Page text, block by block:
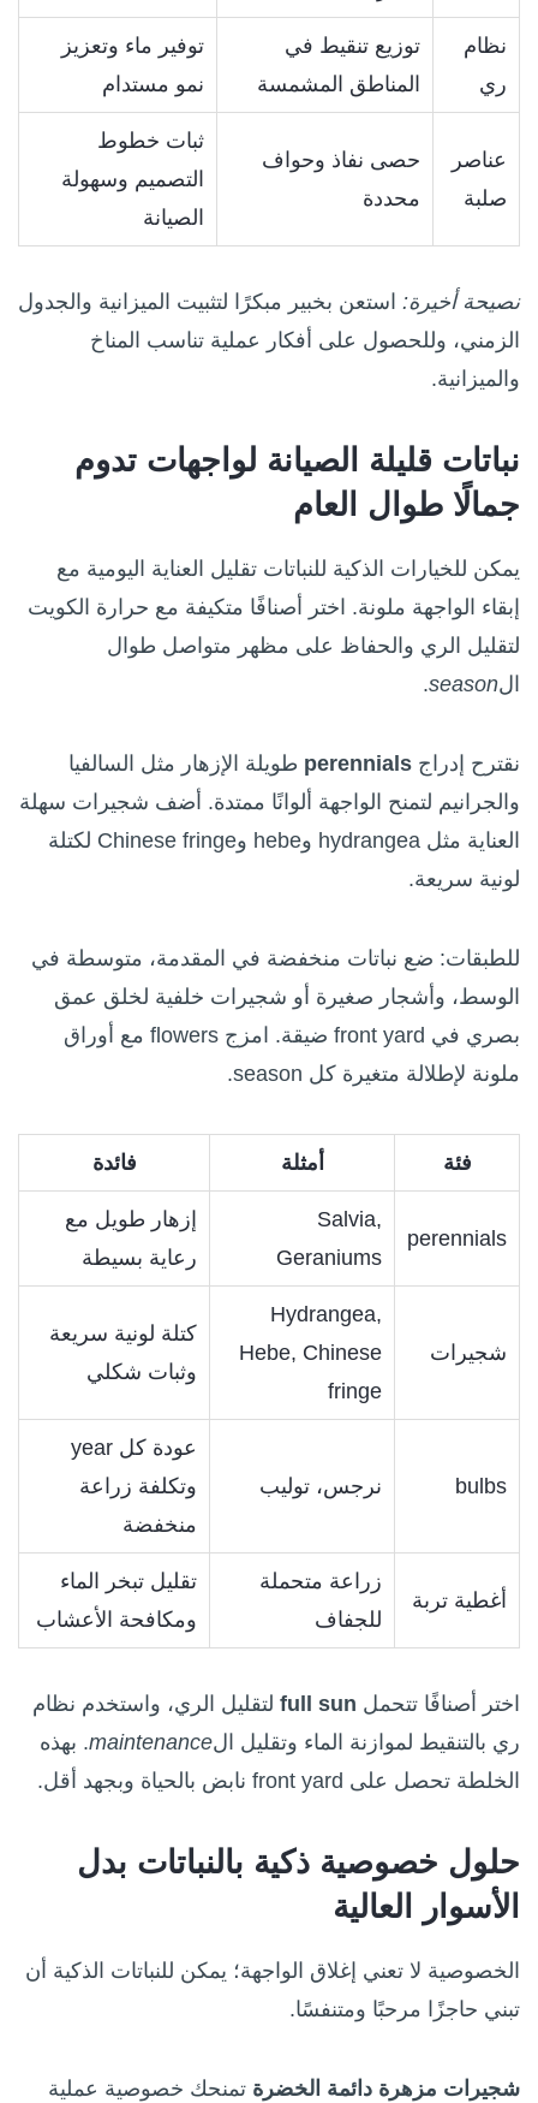
نظام
ري
توزيع تنقيط في
المناطق المشمسة
توفير ماء وتعزيز
نمو مستدام
عناصر
صلبة
حصى نفاذ وحواف
محددة
ثبات خطوط
التصميم وسهولة
الصيانة
نصيحة أخيرة: استعن بخبير مبكرًا لتثبيت الميزانية والجدول
الزمني، وللحصول على أفكار عملية تناسب المناخ
والميزانية.
نباتات قليلة الصيانة لواجهات تدوم
جمالًا طوال العام
يمكن للخيارات الذكية للنباتات تقليل العناية اليومية مع
إبقاء الواجهة ملونة. اختر أصنافًا متكيفة مع حرارة الكويت
لتقليل الري والحفاظ على مظهر متواصل طوال
الseason
.
نقترح إدراج perennials طويلة الإزهار مثل السالفيا
والجرانيم لتمنح الواجهة ألوانًا ممتدة. أضف شجيرات سهلة
العناية مثل hydrangea وhebe وChinese fringe لكتلة
لونية سريعة.
للطبقات: ضع نباتات منخفضة في المقدمة، متوسطة في
الوسط، وأشجار صغيرة أو شجيرات خلفية لخلق عمق
بصري في front yard ضيقة. امزج flowers مع أوراق
ملونة لإطلالة متغيرة كل season.
فئة أمثلة فائدة
perennials
Salvia,
Geraniums
إزهار طويل مع
رعاية بسيطة
شجيرات
Hydrangea,
Hebe, Chinese
fringe
كتلة لونية سريعة
وثبات شكلي
bulbs نرجس، توليب
عودة كل year
وتكلفة زراعة
منخفضة
أغطية تربة
زراعة متحملة
للجفاف
تقليل تبخر الماء
ومكافحة الأعشاب
اختر أصنافًا تتحمل full sun لتقليل الري، واستخدم نظام
ري بالتنقيط لموازنة الماء وتقليل الmaintenance. بهذه
الخلطة تحصل على front yard نابض بالحياة وبجهد أقل.
حلول خصوصية ذكية بالنباتات بدل
الأسوار العالية
الخصوصية لا تعني إغلاق الواجهة؛ يمكن للنباتات الذكية أن
تبني حاجزًا مرحبًا ومتنفسًا.
شجيرات مزهرة دائمة الخضرة تمنحك خصوصية عملية